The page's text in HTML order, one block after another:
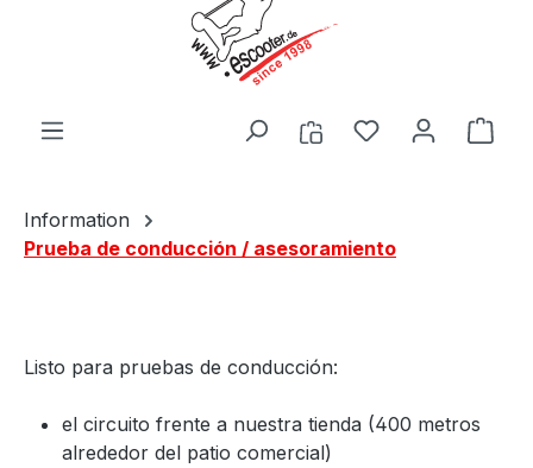
Tienes 0 El
Information
Prueba de conducción / asesoramiento
Listo para pruebas de conducción:
el circuito frente a nuestra tienda (400 metros
alrededor del patio comercial)